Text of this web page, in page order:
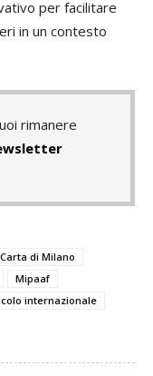
per facilitare
in un contesto
rimanere
Carta di Milano
Mipaaf
internazionale